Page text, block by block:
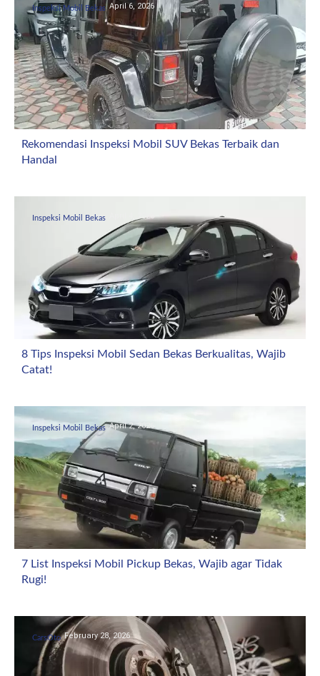
Inspeksi Mobil Bekas April 6, 2026
Rekomendasi Inspeksi Mobil SUV Bekas Terbaik dan
Handal
Inspeksi Mobil Bekas April 4, 2026
8 Tips Inspeksi Mobil Sedan Bekas Berkualitas, Wajib
Catat!
Inspeksi Mobil Bekas April 2, 2026
7 List Inspeksi Mobil Pickup Bekas, Wajib agar Tidak
Rugi!
CarsOto February 28, 2026